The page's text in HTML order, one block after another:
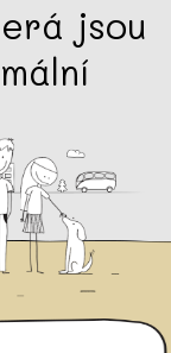
jsou